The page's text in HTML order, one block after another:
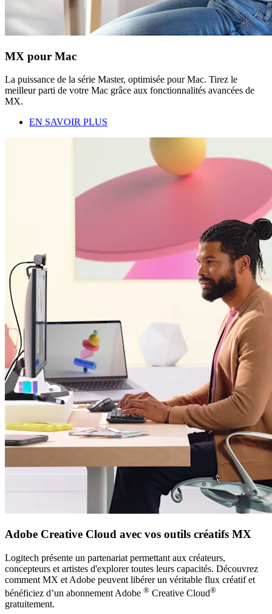
MX pour Mac
La puissance de la série Master, optimisée pour Mac. Tirez le
meilleur parti de votre Mac grâce aux fonctionnalités avancées de
MX.
EN SAVOIR PLUS
Adobe Creative Cloud avec vos outils créatifs MX
Logitech présente un partenariat permettant aux créateurs,
concepteurs et artistes d'explorer toutes leurs capacités. Découvrez
comment MX et Adobe peuvent libérer un véritable flux créatif et
bénéficiez d’un abonnement Adobe ® Creative Cloud®
gratuitement.